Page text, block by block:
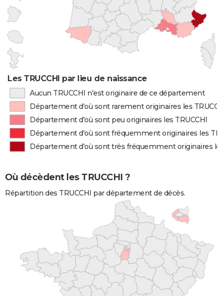
Les TRUCCHI par lieu de naissance
Aucun TRUCCHI n'est originaire de ce département
Département d'où sont rarement originaires les
Département d'où sont peu originaires les TRUCCHI
Département d'où sont fréquemment originaires les
Département d'où sont très fréquemment originaires
Où décèdent les TRUCCHI ?
Répartition des TRUCCHI par département de décès.